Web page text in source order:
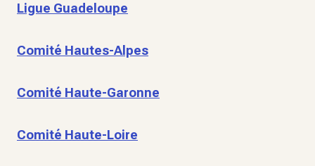
Ligue Guadeloupe
Comité Hautes-Alpes
Comité Haute-Garonne
Comité Haute-Loire